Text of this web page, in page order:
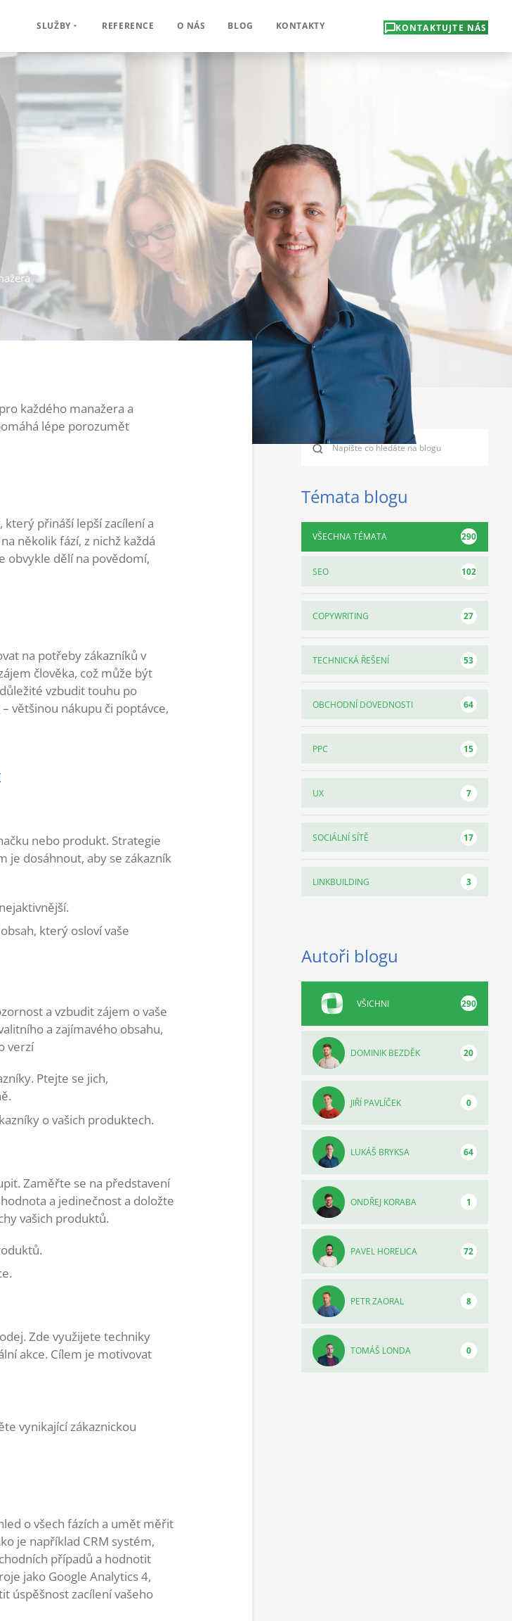
SLUŽBY REFERENCE O NÁS BLOG KONTAKTY KONTAKTUJTE NÁS
každého manažera a
lépe porozumět
přináší lepší zacílení a
několik fází, z nichž každá
obvykle dělí na povědomí,
na potřeby zákazníků v
člověka, což může být
vzbudit touhu po
většinou nákupu či poptávce,
nebo produkt. Strategie
je dosáhnout, aby se zákazník
který osloví vaše
a vzbudit zájem o vaše
a zajímavého obsahu,
verzí
Ptejte se jich,
o vašich produktech.
Zaměřte se na představení
a jedinečnost a doložte
vašich produktů.
Zde využijete techniky
akce. Cílem je motivovat
vynikající zákaznickou
o všech fázích a umět měřit
je například CRM systém,
případů a hodnotit
jako Google Analytics 4,
úspěšnost zacílení vašeho
Témata blogu
VŠECHNA TÉMATA 290
SEO 102
COPYWRITING 27
TECHNICKÁ ŘEŠENÍ 53
OBCHODNÍ DOVEDNOSTI 64
PPC 15
UX 7
SOCIÁLNÍ SÍTĚ 17
LINKBUILDING 3
Autoři blogu
VŠICHNI 290
DOMINIK BEZDĚK 20
JIŘÍ PAVLÍČEK 0
LUKÁŠ BRYKSA 64
ONDŘEJ KORABA 1
PAVEL HORELICA 72
PETR ZAORAL 8
TOMÁŠ LONDA 0